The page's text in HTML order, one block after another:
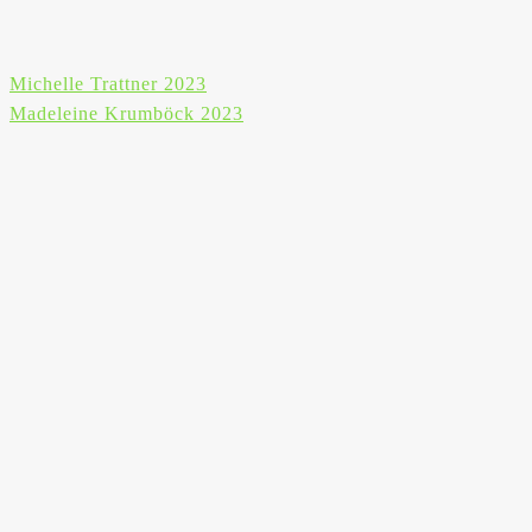
Beitragsnavigation
Michelle Trattner 2023
Madeleine Krumböck 2023